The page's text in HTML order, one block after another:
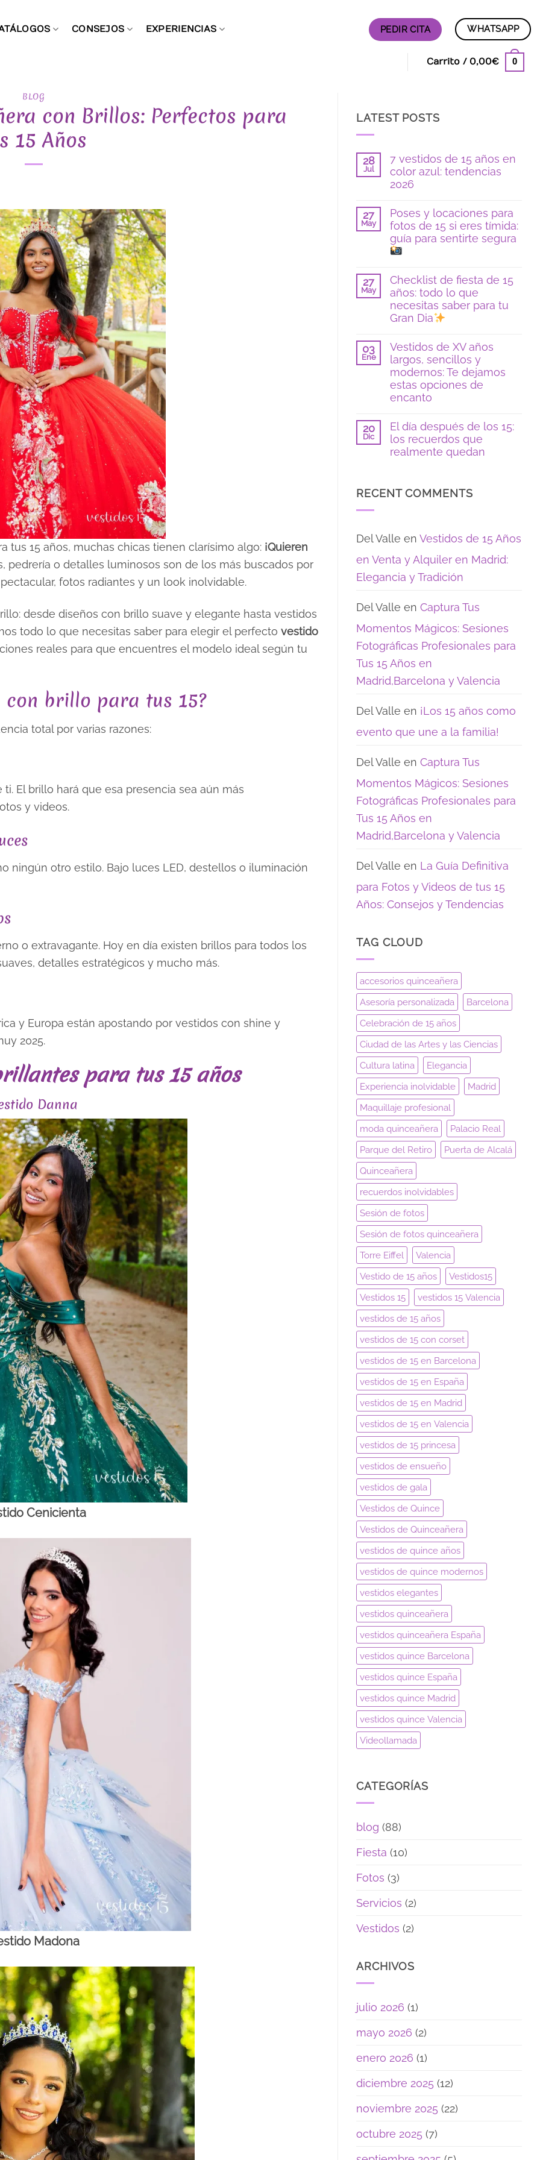
CONSEJOS EXPERIENCIAS PEDIR CITA WHATSAPP
Carrito / 0,00€ 0
BLOG
con Brillos: Perfectos para
15 Años
15 años, muchas chicas tienen clarísimo algo: ¡Quieren
o detalles luminosos son de los más buscados por
fotos radiantes y un look inolvidable.
desde diseños con brillo suave y elegante hasta vestidos
todo lo que necesitas saber para elegir el perfecto vestido
reales para que encuentres el modelo ideal según tu
brillo para tus 15?
total por varias razones:
El brillo hará que esa presencia sea aún más
y videos.
ningún otro estilo. Bajo luces LED, destellos o iluminación
o extravagante. Hoy en día existen brillos para todos los
detalles estratégicos y mucho más.
y Europa están apostando por vestidos con shine y
2025.
para tus 15 años
Danna
Cenicienta
Madona
LATEST POSTS
28
Jul
7 vestidos de 15 años en
color azul: tendencias
2026
hay
comentarios
en
vestidos
de
en
color
azul:
tendencias
2026
27
May
Poses y locaciones para
fotos de 15 si eres tímida:
guía para sentirte segura
hay
comentarios
en
y
locaciones
de
15
si
eres
tímida:
guía
para
27
May
Checklist de fiesta de 15
años: todo lo que
necesitas saber para tu
Gran Dia
hay
comentarios
en
Checklist
de
fiesta
de
15
todo
lo
que
necesitas
saber
Dia
03
Ene
Vestidos de XV años
largos, sencillos y
modernos: Te dejamos
estas opciones de
encanto
hay
comentarios
en
Vestidos
de
sencillos
estas
de
encanto
20
Dic
El día después de los 15:
los recuerdos que
realmente quedan
en
los
los
recuerdos
que
realmente
RECENT COMMENTS
Del Valle en Vestidos de 15 Años
en Venta y Alquiler en Madrid:
Elegancia y Tradición
Del Valle en Captura Tus
Momentos Mágicos: Sesiones
Fotográficas Profesionales para
Tus 15 Años en
Madrid,Barcelona y Valencia
Del Valle en ¡Los 15 años como
evento que une a la familia!
Del Valle en Captura Tus
Momentos Mágicos: Sesiones
Fotográficas Profesionales para
Tus 15 Años en
Madrid,Barcelona y Valencia
Del Valle en La Guía Definitiva
para Fotos y Videos de tus 15
Años: Consejos y Tendencias
TAG CLOUD
accesorios quinceañera
Asesoría personalizada Barcelona
Celebración de 15 años
Ciudad de las Artes y las Ciencias
Cultura latina Elegancia
Experiencia inolvidable Madrid
Maquillaje profesional
moda quinceañera Palacio Real
Parque del Retiro Puerta de Alcalá
Quinceañera
recuerdos inolvidables
Sesión de fotos
Sesión de fotos quinceañera
Torre Eiffel Valencia
Vestido de 15 años Vestidos15
Vestidos 15 vestidos 15 Valencia
vestidos de 15 años
vestidos de 15 con corset
vestidos de 15 en Barcelona
vestidos de 15 en España
vestidos de 15 en Madrid
vestidos de 15 en Valencia
vestidos de 15 princesa
vestidos de ensueño
vestidos de gala
Vestidos de Quince
Vestidos de Quinceañera
vestidos de quince años
vestidos de quince modernos
vestidos elegantes
vestidos quinceañera
vestidos quinceañera España
vestidos quince Barcelona
vestidos quince España
vestidos quince Madrid
vestidos quince Valencia
Videollamada
CATEGORÍAS
blog (88)
Fiesta (10)
Fotos (3)
Servicios (2)
Vestidos (2)
ARCHIVOS
julio 2026 (1)
mayo 2026 (2)
enero 2026 (1)
diciembre 2025 (12)
noviembre 2025 (22)
octubre 2025 (7)